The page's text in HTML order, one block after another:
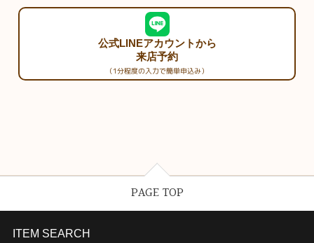
公式LINEアカウントから
来店予約
（1分程度の入力で簡単申込み）
PAGE TOP
ITEM SEARCH